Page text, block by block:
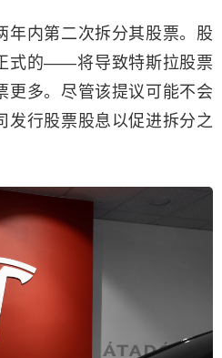
年内第二次拆分其股票。股
式的——将导致特斯拉股票
更多。尽管该提议可能不会
发行股票股息以促进拆分之